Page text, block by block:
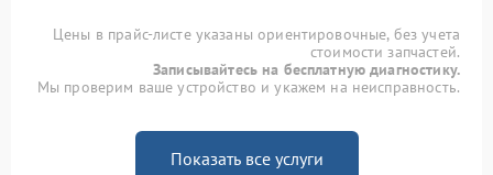
Цены в прайс-листе указаны ориентировочные, без учета
стоимости запчастей.
Записывайтесь на бесплатную диагностику.
Мы проверим ваше устройство и укажем на неисправность.
Показать все услуги